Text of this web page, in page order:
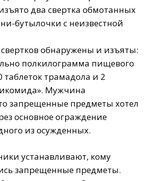
два свертка обмотанных
бутылочки с неизвестной
обнаружены и изъяты:
полкилограмма пищевого
таблеток трамадола и 2
Мужчина
запрещенные предметы хотел
основное ограждение
из осужденных.
устанавливают, кому
запрещенные предметы. ⠀